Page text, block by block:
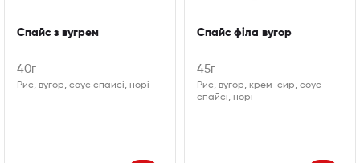
Спайс з вугрем
40г
Рис, вугор, соус спайсі, норі
Спайс філа вугор
45г
Рис, вугор, крем-сир, соус
спайсі, норі